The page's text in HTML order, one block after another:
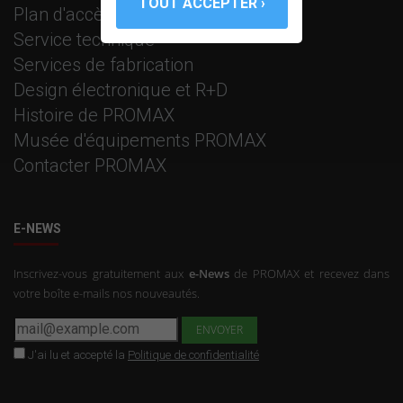
Plan d'accès
Service technique
Services de fabrication
Design électronique et R+D
Histoire de PROMAX
Musée d'équipements PROMAX
Contacter PROMAX
E-NEWS
Inscrivez-vous gratuitement aux e-Newsde PROMAX et recevez dans
votre boîte e-mails nos nouveautés.
J'ai lu et accepté la Politique de confidentialité